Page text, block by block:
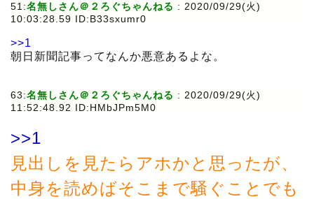
51:名無しさん＠２ろぐちゃんねる : 2020/09/29(火)
10:03:28.59 ID:B33sxumr0
>>1
朝日新聞記事ってなんか悪意あるよな。
63:名無しさん＠２ろぐちゃんねる : 2020/09/29(火)
11:52:48.92 ID:HMbJPm5M0
>>1
見出しを見たらアホかと思ったが、
中身を読めばそこまで騒ぐことでも